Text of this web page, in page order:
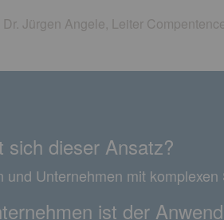
Dr. Jürgen Angele, Leiter
sich dieser Ansatz?
und Unternehmen mit
ist der